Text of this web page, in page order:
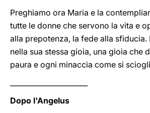
Preghiamo ora Maria e la
tutte le donne che servono la vita e
alla prepotenza, la fede alla sfiducia.
nella sua stessa gioia, una gioia che
paura e ogni minaccia come si
Dopo l'Angelus